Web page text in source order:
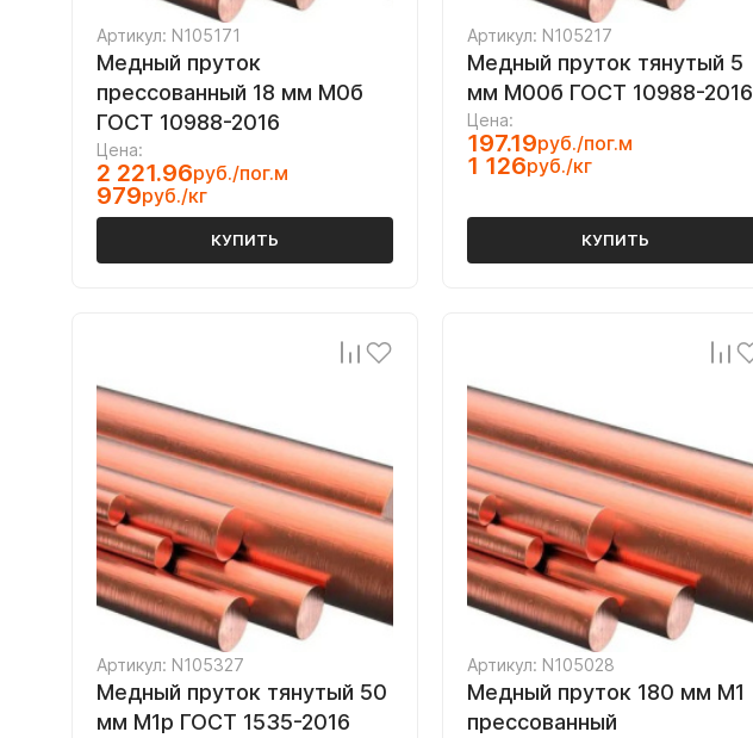
Артикул: N105171
Медный пруток
прессованный 18 мм М0б
ГОСТ 10988-2016
Цена:
2 221.96руб./пог.м
979руб./кг
КУПИТЬ
Артикул: N105217
Медный пруток тянутый 5
мм М00б ГОСТ 10988-2016
Цена:
197.19руб./пог.м
1 126руб./кг
КУПИТЬ
Артикул: N105327
Медный пруток тянутый 50
мм М1р ГОСТ 1535-2016
Артикул: N105028
Медный пруток 180 мм М1
прессованный